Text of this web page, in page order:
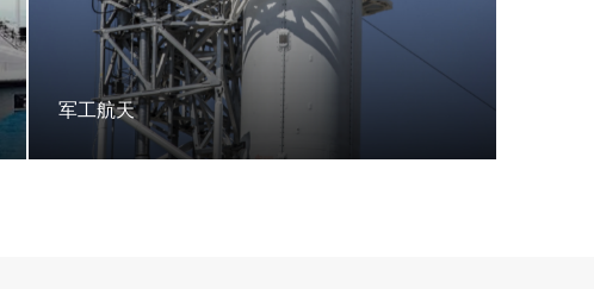
军工航天